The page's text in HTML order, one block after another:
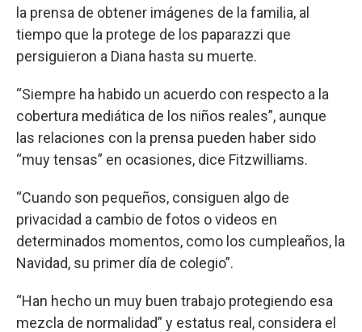
la prensa de obtener imágenes de la familia, al
tiempo que la protege de los paparazzi que
persiguieron a Diana hasta su muerte.
“Siempre ha habido un acuerdo con respecto a la
cobertura mediática de los niños reales”, aunque
las relaciones con la prensa pueden haber sido
“muy tensas” en ocasiones, dice Fitzwilliams.
“Cuando son pequeños, consiguen algo de
privacidad a cambio de fotos o videos en
determinados momentos, como los cumpleaños, la
Navidad, su primer día de colegio”.
“Han hecho un muy buen trabajo protegiendo esa
mezcla de normalidad” y estatus real, considera el